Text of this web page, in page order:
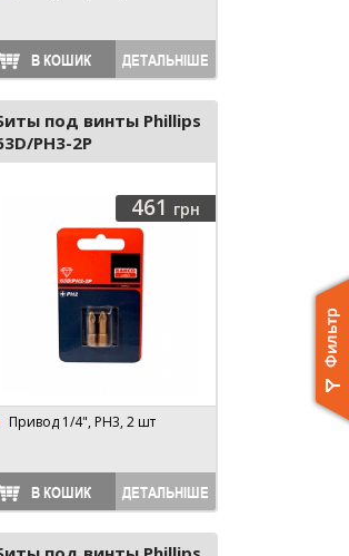
В КОШИК ДЕТАЛЬНІШЕ
под винты Phillips
PH3-2P
461 грн
Привод 1/4", PH3, 2 шт
В КОШИК ДЕТАЛЬНІШЕ